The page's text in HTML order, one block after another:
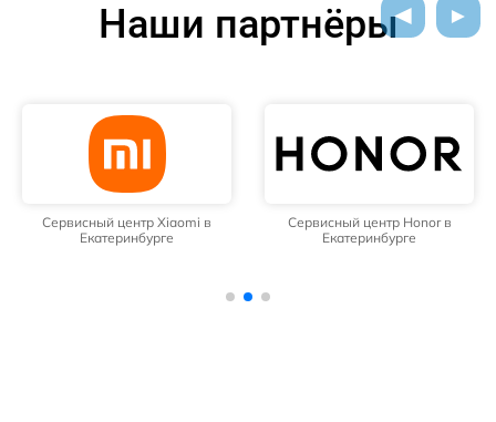
Наши партнёры
Сервисный центр Xiaomi в
Екатеринбурге
Сервисный центр Honor в
Екатеринбурге